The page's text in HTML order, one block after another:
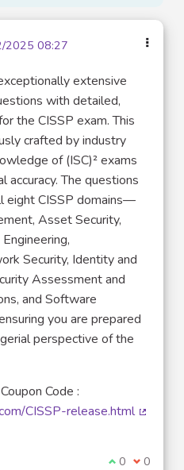
2025 08:27
extensive
with detailed,
the CISSP exam. This
crafted by industry
of (ISC)² exams
accuracy. The questions
eight CISSP domains—
Asset Security,
Security, Identity and
Assessment and
and Software
you are prepared
perspective of the
Code :
CISSP-release.html
Je suis
0 Je ne
0